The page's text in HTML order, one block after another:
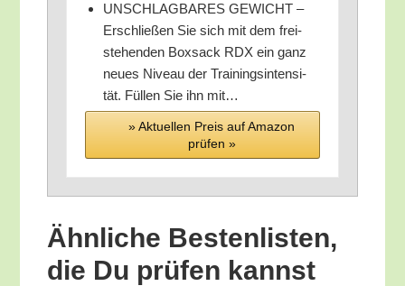
UNSCHLAGBARES GEWICHT –
Erschlie­ßen Sie sich mit dem frei­
ste­hen­den Box­sack RDX ein ganz
neu­es Niveau der Trai­nings­in­ten­si­
tät. Fül­len Sie ihn mit…
» Aktu­el­len Preis auf Ama­zon
prü­fen »
Ähn­li­che Bes­ten­lis­ten,
die Du prü­fen kannst